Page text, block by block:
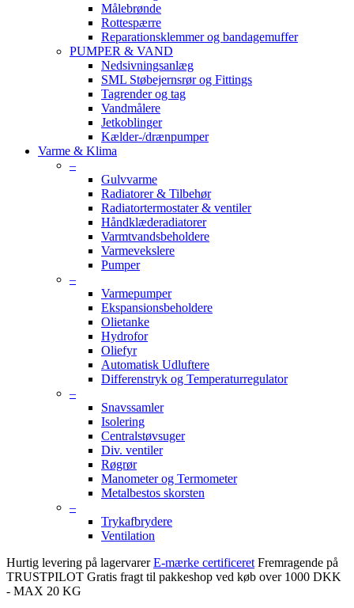
Målebrønde
Rottespærre
Reparationsklemmer og bandagemuffer
PUMPER & VAND
Nedsivningsanlæg
SML Støbejernsrør og Fittings
Tagrender og tag
Vandmålere
Jetkoblinger
Kælder-/drænpumper
Varme & Klima
–
Gulvvarme
Radiatorer & Tilbehør
Radiatortermostater & ventiler
Håndklæderadiatorer
Varmtvandsbeholdere
Varmevekslere
Pumper
–
Varmepumper
Ekspansionsbeholdere
Olietanke
Hydrofor
Oliefyr
Automatisk Udluftere
Differenstryk og Temperaturregulator
–
Snavssamler
Isolering
Centralstøvsuger
Div. ventiler
Røgrør
Manometer og Termometer
Metalbestos skorsten
–
Trykafbrydere
Ventilation
Hurtig levering på lagervarer E-mærke certificeret Fremragende på
TRUSTPILOT Gratis fragt til pakkeshop ved køb over 1000 DKK
- MAX 20 KG